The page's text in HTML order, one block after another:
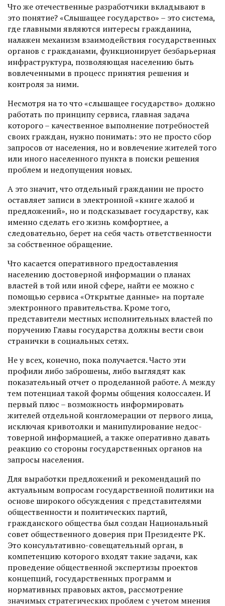
Что же отечественные разработчики вкладывают в
это понятие? «Слышащее государство» – это система,
где главными являются интересы граж­данина,
налажен механизм взаимодействия государственных
органов с гражданами, функционирует безбарьерная
инфраструктура, позволяющая населению быть
вовлеченными в процесс принятия решения и
контроля за ними.
Несмотря на то что «слышащее государство» должно
работать по принципу сервиса, главная задача
которого – качественное выполнение потребностей
своих граждан, нужно понимать: это не просто сбор
запросов от населения, но и вовлечение жителей того
или иного населенного пунк­та в поиски решения
проблем и недопущения новых.
А это значит, что отдельный гражданин не просто
оставляет записи в электронной «книге жалоб и
предложений», но и подсказывает государству, как
именно сделать его жизнь комфортнее, а
следовательно, берет на себя часть ответственности
за собственное обращение.
Что касается оперативного предоставления
населению достоверной информации о планах
властей в той или иной сфере, найти ее можно с
помощью сервиса «Открытые данные» на портале
электронного правительства. Кроме того,
представители местных исполнительных властей по
поручению Главы государства должны вести свои
странички в социальных сетях.
Не у всех, конечно, пока получается. Часто эти
профили либо заброшены, либо выглядят как
показательный отчет о проделанной работе. А между
тем потенциал такой формы общения колоссален. И
первый плюс – возможность информировать
жителей отдельной конгломерации от первого лица,
исключая кривотолки и манипулирование недос­
товерной информацией, а также оперативно давать
реакцию со стороны государственных органов на
запросы населения.
Для выработки предложений и рекомендаций по
актуальным вопросам государственной политики на
основе широкого обсуждения с представителями
общественности и политических партий,
гражданского общества был создан Национальный
совет общественного доверия при Президенте РК.
Это консультативно-совещательный орган, в
компетенцию которого входят такие задачи, как
проведение общественной экспертизы проектов
концепций, государственных программ и
нормативных правовых актов, рассмотрение
значимых стратегических проблем с учетом мнения